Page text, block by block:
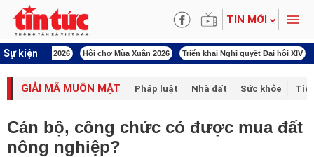
TIN MỚI
Sự kiện
Bính Ngọ 2026 Hội chợ Mùa Xuân 2026 Triển khai Nghị quyết Đại hội XIV
GIẢI MÃ MUÔN MẶT Pháp luật Nhà đất Sức khỏe
Cán bộ, công chức có được mua đất
nông nghiệp?